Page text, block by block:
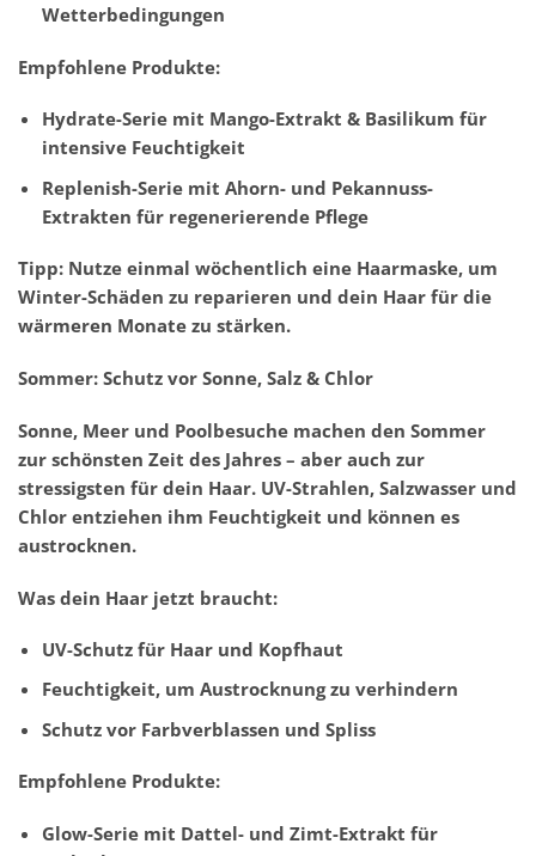
Wetterbedingungen
Empfohlene Produkte:
Hydrate-Serie mit Mango-Extrakt & Basilikum für
intensive Feuchtigkeit
Replenish-Serie mit Ahorn- und Pekannuss-
Extrakten für regenerierende Pflege
Tipp: Nutze einmal wöchentlich eine Haarmaske, um
Winter-Schäden zu reparieren und dein Haar für die
wärmeren Monate zu stärken.
Sommer: Schutz vor Sonne, Salz & Chlor
Sonne, Meer und Poolbesuche machen den Sommer
zur schönsten Zeit des Jahres – aber auch zur
stressigsten für dein Haar. UV-Strahlen, Salzwasser und
Chlor entziehen ihm Feuchtigkeit und können es
austrocknen.
Was dein Haar jetzt braucht:
UV-Schutz für Haar und Kopfhaut
Feuchtigkeit, um Austrocknung zu verhindern
Schutz vor Farbverblassen und Spliss
Empfohlene Produkte:
Glow-Serie mit Dattel- und Zimt-Extrakt für